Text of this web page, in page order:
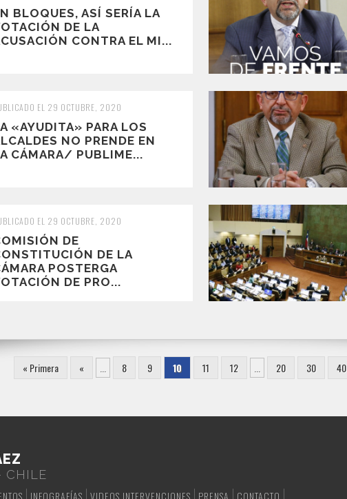
BLOQUES, ASÍ SERÍA LA
DE LA
CONTRA EL MI...
EL 29 OCTUBRE, 2020
«AYUDITA» PARA LOS
NO PRENDE EN
CÁMARA/ PUBLIME...
EL 29 OCTUBRE, 2020
DE
DE LA
POSTERGA
DE PRO...
« Primera « 8 9 10 11 12 20 30 40
CHILE
INFOGRAFÍAS VIDEOS INTERVENCIONES PRENSA CONTACTO